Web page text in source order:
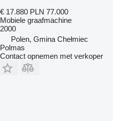
€ 17.880 PLN 77.000
Mobiele graafmachine
2000
Polen, Gmina Chełmiec
Polmas
Contact opnemen met verkoper